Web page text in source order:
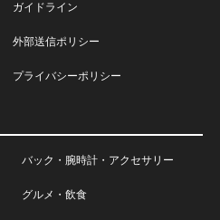
ガイドライン
外部送信ポリシー
プライバシーポリシー
バック・腕時計・アクセサリー
グルメ・飲食